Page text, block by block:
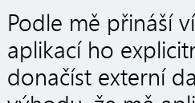
Podle mě přináší
aplikací ho
donačíst externí